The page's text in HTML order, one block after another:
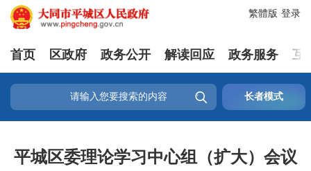
登录
繁體版
首页 区政府 政务公开 解读回应 政务服务 互
 长者模式
平城区委理论学习中心组（扩大）会议